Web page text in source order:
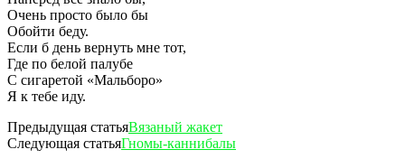
Очень просто было бы
Обойти беду.
Если б день вернуть мне тот,
Где по белой палубе
С сигаретой «Мальборо»
Я к тебе иду.
Предыдущая статьяВязаный жакет
Следующая статьяГномы-каннибалы